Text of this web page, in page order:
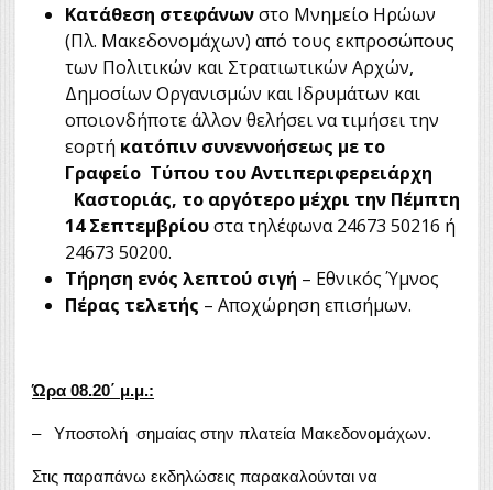
Κατάθεση στεφάνωνστο Μνημείο Ηρώων
(Πλ. Μακεδονομάχων) από τους εκπροσώπους
των Πολιτικών και Στρατιωτικών Αρχών,
Δημοσίων Οργανισμών και Ιδρυμάτων και
οποιονδήποτε άλλον θελήσει να τιμήσει την
εορτή κατόπιν συνεννοήσεως με το
Γραφείο Τύπου του Αντιπεριφερειάρχη
Καστοριάς, το αργότερο μέχρι την Πέμπτη
14 Σεπτεμβρίουστα τηλέφωνα 24673 50216 ή
24673 50200.
Τήρηση ενός λεπτού σιγή – Εθνικός Ύμνος
Πέρας τελετής – Αποχώρηση επισήμων.
Ώρα 08.20΄ μ.μ.:
– Υποστολή σημαίας στην πλατεία Μακεδονομάχων.
Στις παραπάνω εκδηλώσεις παρακαλούνται να